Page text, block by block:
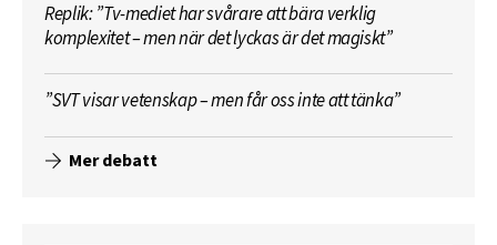
Replik: ”Tv-mediet har svårare att bära verklig
komplexitet – men när det lyckas är det magiskt”
”SVT visar vetenskap – men får oss inte att tänka”
Mer debatt